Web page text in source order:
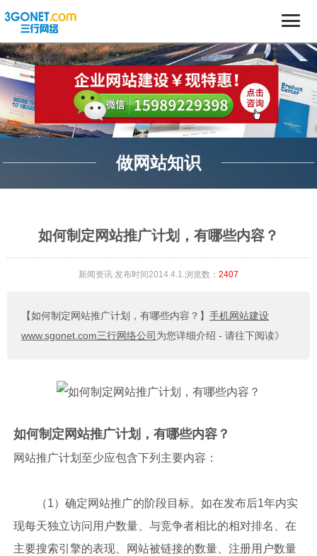
做网站知识
如何制定网站推广计划，有哪些内容？
新闻资讯 发布时间2014.4.1.浏览数： 2407
【如何制定网站推广计划，有哪些内容？】 手机网站建设
www.sgonet.com三行网络公司 为您详细介绍 - 请往下阅读》
如何制定网站推广计划，有哪些内容？
网站推广计划至少应包含下列主要内容：
（1）确定网站推广的阶段目标。如在发布后1年内实
现每天独立访问用户数量、与竞争者相比的相对排名、在
主要搜索引擎的表现、网站被链接的数量、注册用户数量